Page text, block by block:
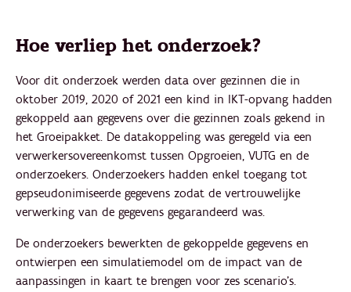
Hoe verliep het onderzoek?
Voor dit onderzoek werden data over gezinnen die in
oktober 2019, 2020 of 2021 een kind in IKT-opvang hadden
gekoppeld aan gegevens over die gezinnen zoals gekend in
het Groeipakket. De datakoppeling was geregeld via een
verwerkersovereenkomst tussen Opgroeien, VUTG en de
onderzoekers. Onderzoekers hadden enkel toegang tot
gepseudonimiseerde gegevens zodat de vertrouwelijke
verwerking van de gegevens gegarandeerd was.
De onderzoekers bewerkten de gekoppelde gegevens en
ontwierpen een simulatiemodel om de impact van de
aanpassingen in kaart te brengen voor zes scenario’s.